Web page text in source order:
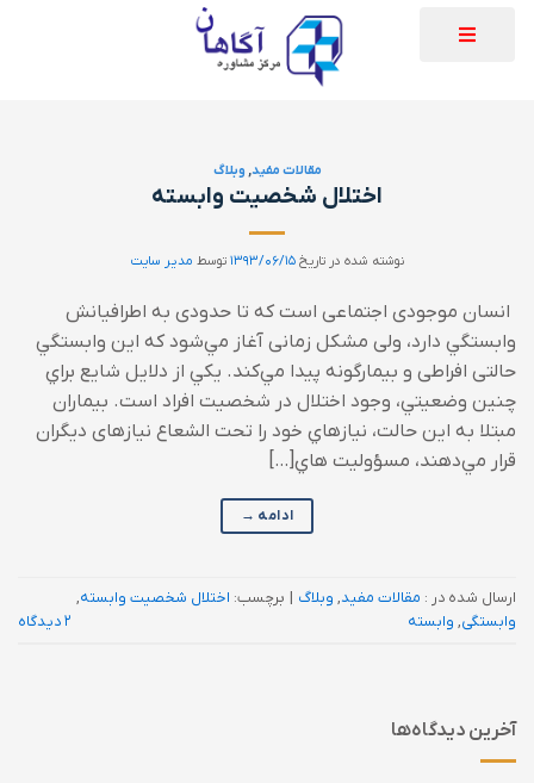
مقالات مفید, وبلاگ
اختلال شخصیت وابسته
نوشته شده در تاریخ۱۳۹۳/۰۶/۱۵ توسط مدیر سایت
انسان موجودی اجتماعی است که تا حدودی به اطرافيانش
وابستگي دارد، ولی مشکل زمانی آغاز مي‌‌شود که اين وابستگي
حالتی افراطی و بيمارگونه پيدا مي‌‌کند. يکي از دلايل شايع براي
چنين وضعيتي، وجود اختلال در شخصيت افراد است. بيماران
مبتلا به اين حالت، نيازهاي خود را تحت الشعاع نيازهای ديگران
قرار مي‌‌دهند، مسؤوليت هاي[…]
ادامه →
ارسال شده در : مقالات مفید, وبلاگ | برچسب: اختلال شخصیت وابسته,
وابستگی, وابسته 2 دیدگاه
آخرین دیدگاه‌ها